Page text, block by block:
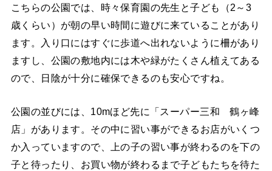
こちらの公園では、時々保育園の先生と子ども（2～3
歳くらい）が朝の早い時間に遊びに来ていることがあり
ます。入り口にはすぐに歩道へ出れないように柵があり
ますし、公園の敷地内には木や緑がたくさん植えてある
ので、日陰が十分に確保できるのも安心ですね。
公園の並びには、10mほど先に「スーパー三和 鶴ヶ峰
店」があります。その中に習い事ができるお店がいくつ
か入っていますので、上の子の習い事が終わるのを下の
子と待ったり、お買い物が終わるまで子どもたちを待た